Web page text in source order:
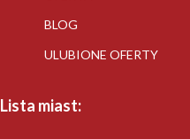
BLOG
ULUBIONE OFERTY
Lista miast: